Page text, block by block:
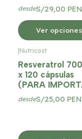
desdeS/29,00 PEN
Ver opciones
Nutricost
Resveratrol
x 120 cápsulas
(PARA
desdeS/25,00 PEN